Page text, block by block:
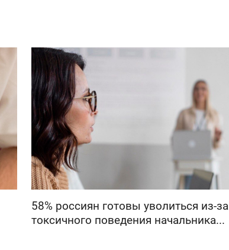
58% россиян готовы уволиться из-за
токсичного поведения начальника...